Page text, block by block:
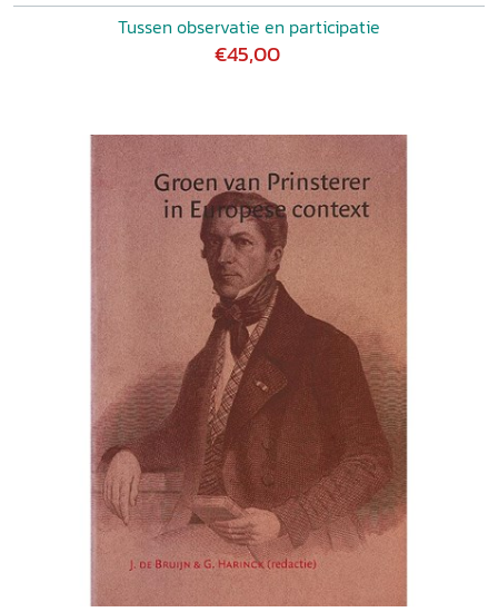
Tussen observatie en participatie
€45,00